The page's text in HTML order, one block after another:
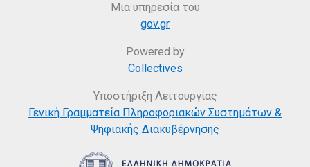
Μια υπηρεσία του
gov.gr
Powered by
Collectives
Υποστήριξη Λειτουργίας
Γενική Γραμματεία Πληροφοριακών Συστημάτων &
Ψηφιακής Διακυβέρνησης